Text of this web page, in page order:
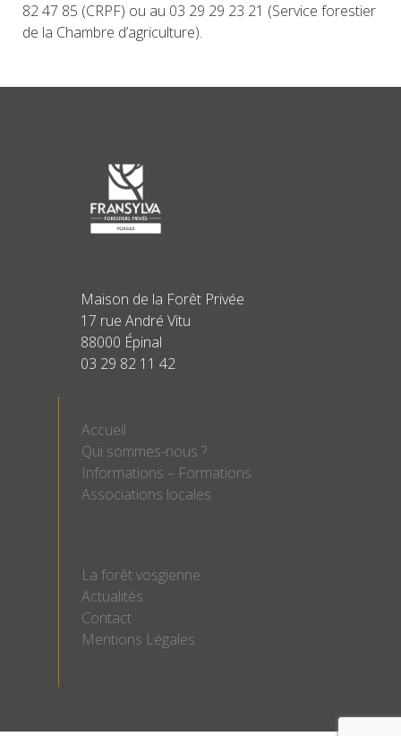
82 47 85 (CRPF) ou au 03 29 29 23 21 (Service forestier
de la Chambre d’agriculture).
Maison de la Forêt Privée
17 rue André Vitu
88000 Épinal
03 29 82 11 42
Accueil
Qui sommes-nous ?
Informations – Formations
Associations locales
La forêt vosgienne
Actualités
Contact
Mentions Légales